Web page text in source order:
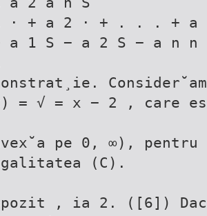
· + a 2 · + . . . + a
a 1 S − a 2 S − a n n
= √ = x − 2 , care
pe 0, ∞),
(C).
, ia 2. ([6])